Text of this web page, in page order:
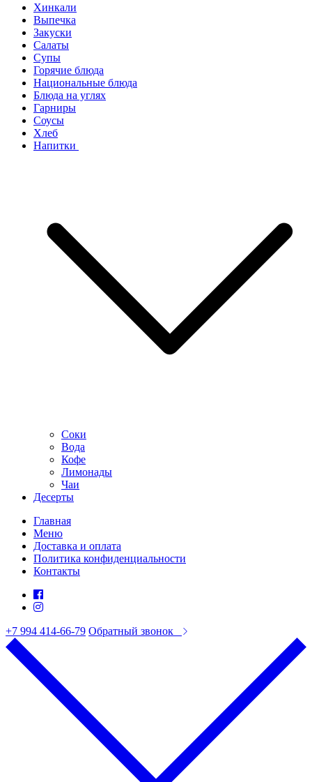
Хинкали
Выпечка
Закуски
Салаты
Супы
Горячие блюда
Национальные блюда
Блюда на углях
Гарниры
Соусы
Хлеб
Напитки
Соки
Вода
Кофе
Лимонады
Чаи
Десерты
Главная
Меню
Доставка и оплата
Политика конфиденциальности
Контакты
+7 994 414-66-79 Обратный звонок